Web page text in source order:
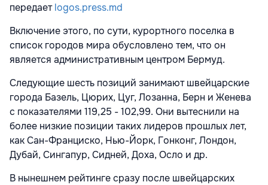
передаетlogos.press.md
Включение этого, по сути, курортного поселка в
список городов мира обусловлено тем, что он
является административным центром Бермуд.
Следующие шесть позиций занимают швейцарские
города Базель, Цюрих, Цуг, Лозанна, Берн и Женева
с показателями 119,25 - 102,99. Они вытеснили на
более низкие позиции таких лидеров прошлых лет,
как Сан-Франциско, Нью-Йорк, Гонконг, Лондон,
Дубай, Сингапур, Сидней, Доха, Осло и др.
В нынешнем рейтинге сразу после швейцарских